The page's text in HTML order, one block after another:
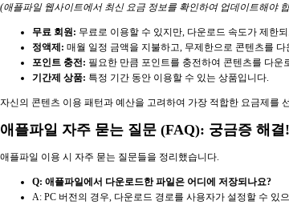
(애플파일 웹사이트에서 최신 요금 정보를 확인하여 업데이트해야
무료 회원: 무료로 이용할 수 있지만, 다운로드 속도가 제한
정액제: 매월 일정 금액을 지불하고, 무제한으로 콘텐츠를
포인트 충전: 필요한 만큼 포인트를 충전하여 콘텐츠를 다운
기간제 상품: 특정 기간 동안 이용할 수 있는 상품입니다.
자신의 콘텐츠 이용 패턴과 예산을 고려하여 가장 적합한 요금제를
애플파일 자주 묻는 질문 (FAQ): 궁금증 해결!
애플파일 이용 시 자주 묻는 질문들을 정리했습니다.
Q: 애플파일에서 다운로드한 파일은 어디에 저장되나요?
A: PC 버전의 경우, 다운로드 경로를 사용자가 설정할 수 있